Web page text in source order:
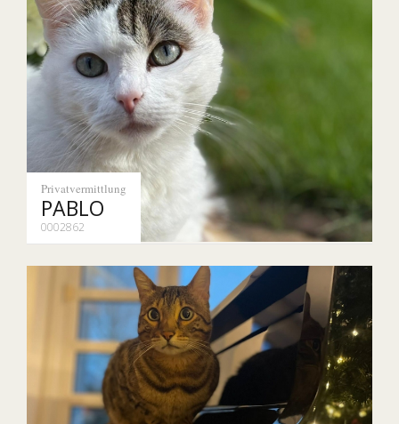
Privatvermittlung
PABLO
0002862